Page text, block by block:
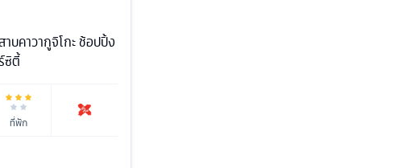
บคาวากูจิโกะ ช้อปปิ้ง
ซิตี้
ที่พัก